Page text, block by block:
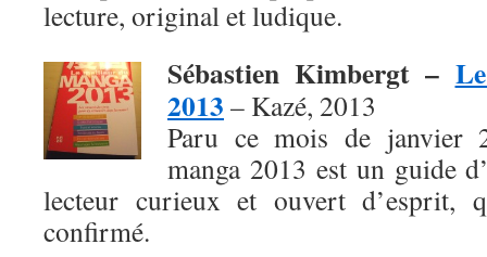
lecture, original et ludique.
Sébastien Kimbergt –
2013 – Kazé, 2013
Paru ce mois de janvier
manga 2013 est un guide
lecteur curieux et ouvert d’esprit,
confirmé.